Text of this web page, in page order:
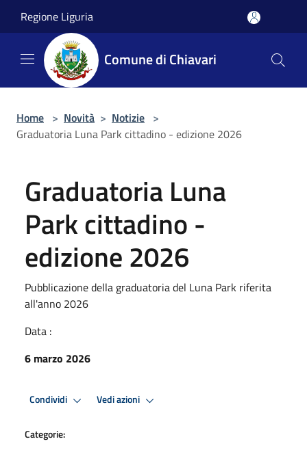
Regione Liguria
Comune di Chiavari
Home > Novità > Notizie >
Graduatoria Luna Park cittadino - edizione 2026
Graduatoria Luna
Park cittadino -
edizione 2026
Pubblicazione della graduatoria del Luna Park riferita
all'anno 2026
Data :
6 marzo 2026
Condividi Vedi azioni
Categorie: